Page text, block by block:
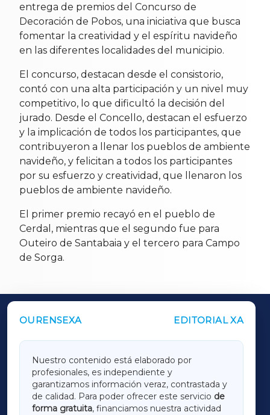
entrega de premios del Concurso de
Decoración de Pobos, una iniciativa que busca
fomentar la creatividad y el espíritu navideño
en las diferentes localidades del municipio.
El concurso, destacan desde el consistorio,
contó con una alta participación y un nivel muy
competitivo, lo que dificultó la decisión del
jurado. Desde el Concello, destacan el esfuerzo
y la implicación de todos los participantes, que
contribuyeron a llenar los pueblos de ambiente
navideño, y felicitan a todos los participantes
por su esfuerzo y creatividad, que llenaron los
pueblos de ambiente navideño.
El primer premio recayó en el pueblo de
Cerdal, mientras que el segundo fue para
Outeiro de Santabaia y el tercero para Campo
de Sorga.
OURENSEXA EDITORIAL XA
Nuestro contenido está elaborado por
profesionales, es independiente y
garantizamos información veraz, contrastada y
de calidad. Para poder ofrecer este servicio de
forma gratuita, financiamos nuestra actividad
OUTROS PERIÓDICOS
LUGOXA
TERRACHAXA